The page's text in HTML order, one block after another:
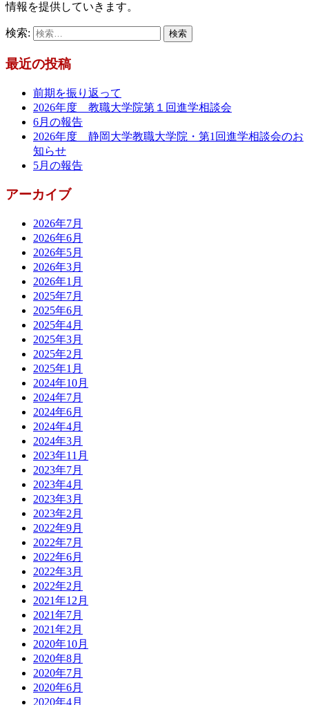
情報を提供していきます。
検索:
最近の投稿
前期を振り返って
2026年度 教職大学院第１回進学相談会
6月の報告
2026年度 静岡大学教職大学院・第1回進学相談会のお
知らせ
5月の報告
アーカイブ
2026年7月
2026年6月
2026年5月
2026年3月
2026年1月
2025年7月
2025年6月
2025年4月
2025年3月
2025年2月
2025年1月
2024年10月
2024年7月
2024年6月
2024年4月
2024年3月
2023年11月
2023年7月
2023年4月
2023年3月
2023年2月
2022年9月
2022年7月
2022年6月
2022年3月
2022年2月
2021年12月
2021年7月
2021年2月
2020年10月
2020年8月
2020年7月
2020年6月
2020年4月